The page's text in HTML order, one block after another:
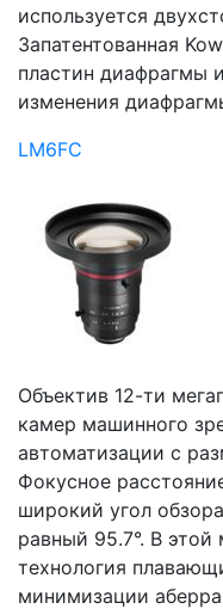
используется
Запатентованная
пластин диафрагмы
изменения
LM6FC
Объектив 12-ти
камер машинного
автоматизации с
Фокусное
широкий угол
равный 95.7°. В
технология
минимизации